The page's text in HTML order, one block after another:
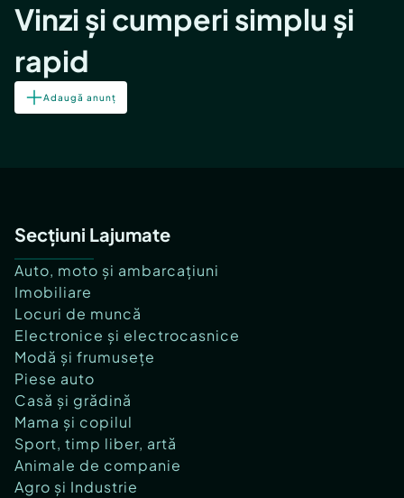
Vinzi și cumperi simplu și
rapid
Adaugă anunț
Secțiuni Lajumate
Auto, moto și ambarcațiuni
Imobiliare
Locuri de muncă
Electronice și electrocasnice
Modă și frumusețe
Piese auto
Casă și grădină
Mama și copilul
Sport, timp liber, artă
Animale de companie
Agro și Industrie